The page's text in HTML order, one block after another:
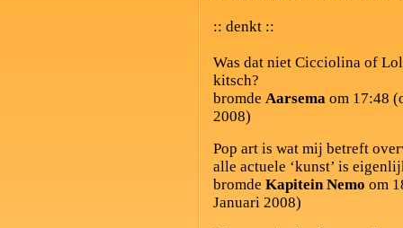
:: denkt ::
Was dat niet Cicciolina of
kitsch?
bromde Aarsema om 17:48
2008)
Pop art is wat mij betreft
alle actuele ‘kunst’ is
bromde Kapitein Nemo om
Januari 2008)